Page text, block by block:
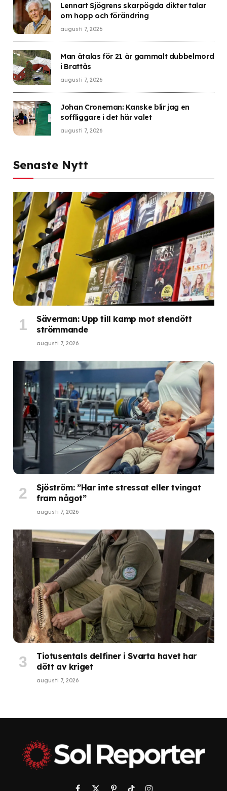
Lennart Sjögrens skarpögda dikter talar
om hopp och förändring
augusti 7, 2026
Man åtalas för 21 år gammalt dubbelmord
i Brattås
augusti 7, 2026
Johan Croneman: Kanske blir jag en
soffliggare i det här valet
augusti 7, 2026
Senaste Nytt
Säverman: Upp till kamp mot stendött
strömmande
augusti 7, 2026
Sjöström: ”Har inte stressat eller tvingat
fram något”
augusti 7, 2026
Tiotusentals delfiner i Svarta havet har
dött av kriget
augusti 7, 2026